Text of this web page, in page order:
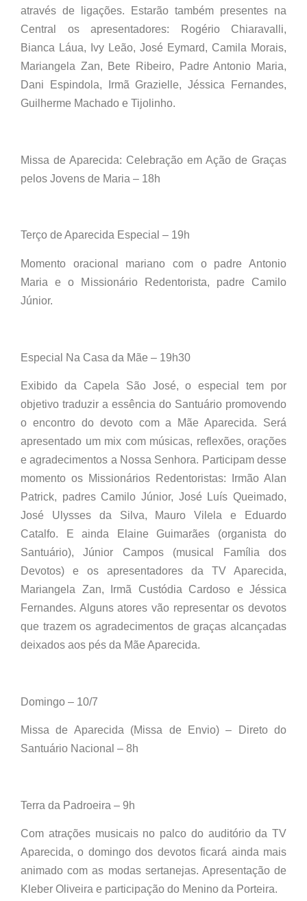
através de ligações. Estarão também presentes na
Central os apresentadores: Rogério Chiaravalli,
Bianca Láua, Ivy Leão, José Eymard, Camila Morais,
Mariangela Zan, Bete Ribeiro, Padre Antonio Maria,
Dani Espindola, Irmã Grazielle, Jéssica Fernandes,
Guilherme Machado e Tijolinho.
Missa de Aparecida: Celebração em Ação de Graças
pelos Jovens de Maria – 18h
Terço de Aparecida Especial – 19h
Momento oracional mariano com o padre Antonio
Maria e o Missionário Redentorista, padre Camilo
Júnior.
Especial Na Casa da Mãe – 19h30
Exibido da Capela São José, o especial tem por
objetivo traduzir a essência do Santuário promovendo
o encontro do devoto com a Mãe Aparecida. Será
apresentado um mix com músicas, reflexões, orações
e agradecimentos a Nossa Senhora. Participam desse
momento os Missionários Redentoristas: Irmão Alan
Patrick, padres Camilo Júnior, José Luís Queimado,
José Ulysses da Silva, Mauro Vilela e Eduardo
Catalfo. E ainda Elaine Guimarães (organista do
Santuário), Júnior Campos (musical Família dos
Devotos) e os apresentadores da TV Aparecida,
Mariangela Zan, Irmã Custódia Cardoso e Jéssica
Fernandes. Alguns atores vão representar os devotos
que trazem os agradecimentos de graças alcançadas
deixados aos pés da Mãe Aparecida.
Domingo – 10/7
Missa de Aparecida (Missa de Envio) – Direto do
Santuário Nacional – 8h
Terra da Padroeira – 9h
Com atrações musicais no palco do auditório da TV
Aparecida, o domingo dos devotos ficará ainda mais
animado com as modas sertanejas. Apresentação de
Kleber Oliveira e participação do Menino da Porteira.